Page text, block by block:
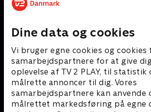
Dine data og cookies
Vi bruger egne cookies og cookies
samarbejdspartnere for at give
oplevelse af TV 2 PLAY, til statistik
målrette annoncer til dig. Vores
samarbejdspartnere kan anvende
målrettet markedsføring på egne
Mere indhold fra Apple TV